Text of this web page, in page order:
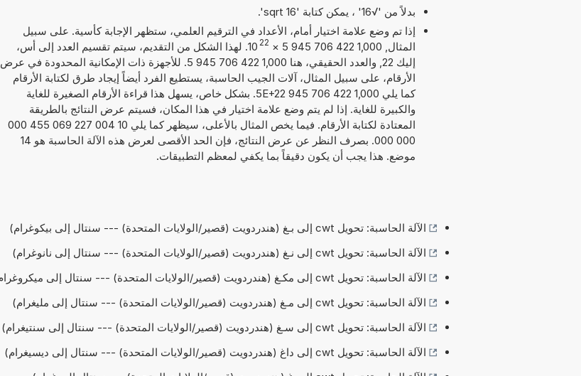
بدلاً من '√16' ، يمكن كتابة 'sqrt 16'.
إذا تم وضع علامة اختيار أمام، الأعداد في الترقيم العلمي، ستظهر الإجابة كأسية. على سبيل
المثال, 1,000 422 706 945 5
×
10 22
. لهذا الشكل من التقديم، سيتم تقسيم العدد إلى أس،
إليك 22, والعدد الحقيقي، هنا 1,000 422 706 945 5. للأجهزة ذات الإمكانية المحدودة في عرض
الأرقام، على سبيل المثال، آلات الجيب الحاسبة، يستطيع الفرد أيضاً إيجاد طرق لكتابة الأرقام
كما يلي 1,000 422 706 945 5E+22. بشكل خاص، يسهل هذا قراءة الأرقام الصغيرة للغاية
والكبيرة للغاية. إذا لم يتم وضع علامة اختيار في هذا المكان، فسيتم عرض النتائج بالطريقة
المعتادة لكتابة الأرقام. فيما يخص المثال بالأعلى، سيظهر كما يلي 10 004 227 069 455 000
000 000. بصرف النظر عن عرض النتائج، فإن الحد الأقصى لعرض هذه الآلة الحاسبة هو 14
موضع. هذا يجب أن يكون دقيقاً بما يكفي لمعظم التطبيقات.
الآلة الحاسبة: تحويل cwt إلى بـغ (هندردويت (قصير/الولايات المتحدة) --- سنتال إلى بيكوغرام)
الآلة الحاسبة: تحويل cwt إلى نـغ (هندردويت (قصير/الولايات المتحدة) --- سنتال إلى نانوغرام)
الآلة الحاسبة: تحويل cwt إلى مكـغ (هندردويت (قصير/الولايات المتحدة) --- سنتال إلى ميكروغرام)
الآلة الحاسبة: تحويل cwt إلى مـغ (هندردويت (قصير/الولايات المتحدة) --- سنتال إلى مليغرام)
الآلة الحاسبة: تحويل cwt إلى سـغ (هندردويت (قصير/الولايات المتحدة) --- سنتال إلى سنتيغرام)
الآلة الحاسبة: تحويل cwt إلى داغ (هندردويت (قصير/الولايات المتحدة) --- سنتال إلى ديسيغرام)